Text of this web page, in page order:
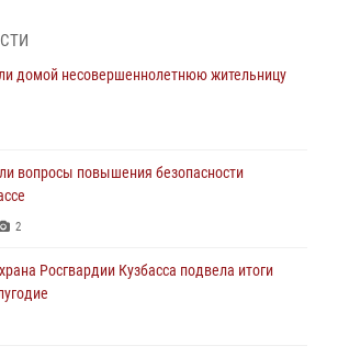
в Кемерове дебошира, устроившего
участника драки, причинившего побои
нарушение общественного порядка на
попытку проникновения на
домой несовершеннолетнюю жительницу
вопросы повышения безопасности
2
Росгвардии Кузбасса подвела итоги